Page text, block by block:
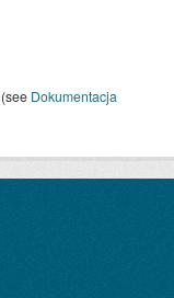
(see Dokumentacja